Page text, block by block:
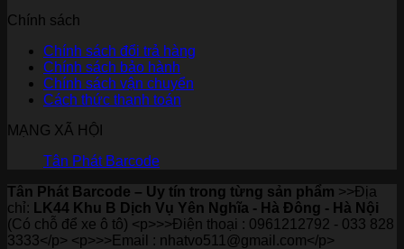
Chính sách
Chính sách đổi trả hàng
Chính sách bảo hành
Chính sách vận chuyển
Cách thức thanh toán
MẠNG XÃ HỘI
Tân Phát Barcode
Tân Phát Barcode – Uy tín trong từng sản phẩm >>Địa
chỉ: LK44 Khu B Dịch Vụ Yên Nghĩa - Hà Đông - Hà Nội
(Có chỗ để xe ô tô) <p>>>Điện thoại : 0961212792 - 033 828
3333</p> <p>>>Email : nhatvo511@gmail.com</p>